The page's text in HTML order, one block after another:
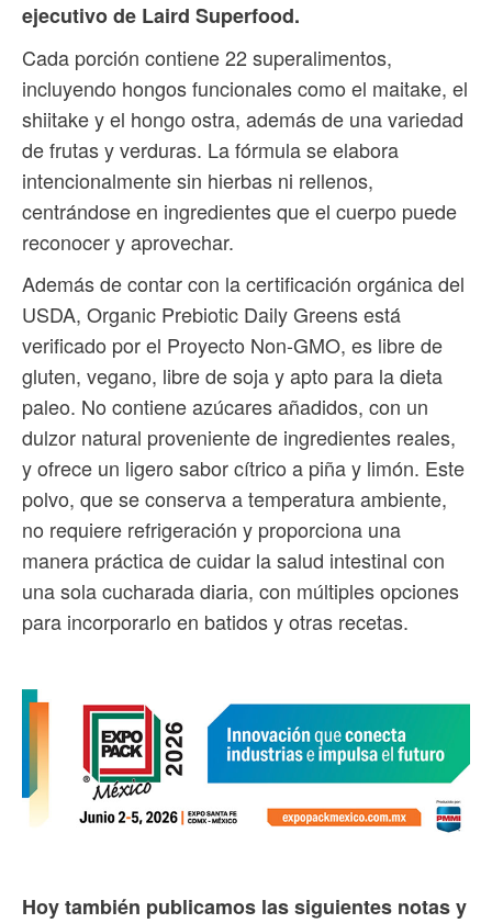
ejecutivo de Laird Superfood.
Cada porción contiene 22 superalimentos,
incluyendo hongos funcionales como el maitake, el
shiitake y el hongo ostra, además de una variedad
de frutas y verduras. La fórmula se elabora
intencionalmente sin hierbas ni rellenos,
centrándose en ingredientes que el cuerpo puede
reconocer y aprovechar.
Además de contar con la certificación orgánica del
USDA, Organic Prebiotic Daily Greens está
verificado por el Proyecto Non-GMO, es libre de
gluten, vegano, libre de soja y apto para la dieta
paleo. No contiene azúcares añadidos, con un
dulzor natural proveniente de ingredientes reales,
y ofrece un ligero sabor cítrico a piña y limón. Este
polvo, que se conserva a temperatura ambiente,
no requiere refrigeración y proporciona una
manera práctica de cuidar la salud intestinal con
una sola cucharada diaria, con múltiples opciones
para incorporarlo en batidos y otras recetas.
Hoy también publicamos las siguientes notas y